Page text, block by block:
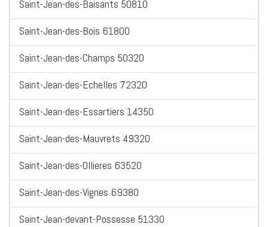
Saint-Jean-des-Baisants 50810
Saint-Jean-des-Bois 61800
Saint-Jean-des-Champs 50320
Saint-Jean-des-Echelles 72320
Saint-Jean-des-Essartiers 14350
Saint-Jean-des-Mauvrets 49320
Saint-Jean-des-Ollieres 63520
Saint-Jean-des-Vignes 69380
Saint-Jean-devant-Possesse 51330